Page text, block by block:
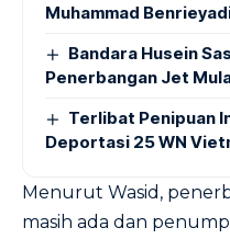
Muhammad
Bandara Husein
Penerbangan Jet
Terlibat Penipuan
Deportasi 25 WN
Menurut Wasid,
masih ada dan